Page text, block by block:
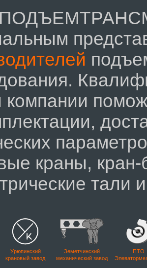
краны,
тали
Урюпинский
крановый завод
Земетчинский
механический завод
ПТО